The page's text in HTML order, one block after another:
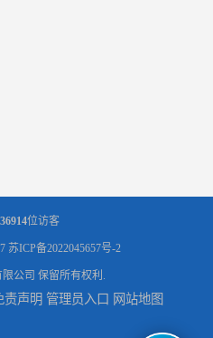
位访客
苏ICP备2022045657号-2
公司 保留所有权利.
责声明 管理员入口 网站地图